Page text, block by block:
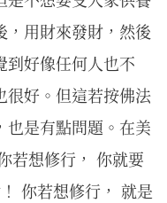
用財來發財，然後
好像任何人也不
很好。但這若按佛法
也是有點問題。在美
若想修行， 你就要
你若想修行， 就是